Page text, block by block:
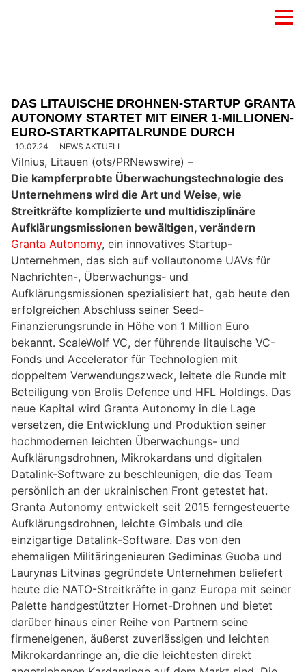
DAS LITAUISCHE DROHNEN-STARTUP GRANTA
AUTONOMY STARTET MIT EINER 1-MILLIONEN-
EURO-STARTKAPITALRUNDE DURCH
10.07.24 NEWS AKTUELL
Vilnius, Litauen (ots/PRNewswire) –
Die kampferprobte Überwachungstechnologie des
Unternehmens wird die Art und Weise, wie
Streitkräfte komplizierte und multidisziplinäre
Aufklärungsmissionen bewältigen, verändern
Granta Autonomy, ein innovatives Startup-
Unternehmen, das sich auf vollautonome UAVs für
Nachrichten-, Überwachungs- und
Aufklärungsmissionen spezialisiert hat, gab heute den
erfolgreichen Abschluss seiner Seed-
Finanzierungsrunde in Höhe von 1 Million Euro
bekannt. ScaleWolf VC, der führende litauische VC-
Fonds und Accelerator für Technologien mit
doppeltem Verwendungszweck, leitete die Runde mit
Beteiligung von Brolis Defence und HFL Holdings. Das
neue Kapital wird Granta Autonomy in die Lage
versetzen, die Entwicklung und Produktion seiner
hochmodernen leichten Überwachungs- und
Aufklärungsdrohnen, Mikrokardans und digitalen
Datalink-Software zu beschleunigen, die das Team
persönlich an der ukrainischen Front getestet hat.
Granta Autonomy entwickelt seit 2015 ferngesteuerte
Aufklärungsdrohnen, leichte Gimbals und die
einzigartige Datalink-Software. Das von den
ehemaligen Militäringenieuren Gediminas Guoba und
Laurynas Litvinas gegründete Unternehmen beliefert
heute die NATO-Streitkräfte in ganz Europa mit seiner
Palette handgestützter Hornet-Drohnen und bietet
darüber hinaus einer Reihe von Partnern seine
firmeneigenen, äußerst zuverlässigen und leichten
Mikrokardanringe an, die die leichtesten direkt